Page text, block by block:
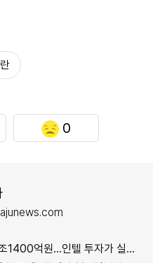
0
억원…인텔 투자가 실적 견인